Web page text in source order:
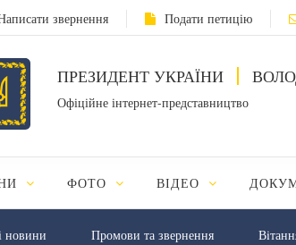
звернення Подати петицію
ПРЕЗИДЕНТ УКРАЇНИ
Офіційне інтернет-представництво
ФОТО ВІДЕО
новини Промови та звернення